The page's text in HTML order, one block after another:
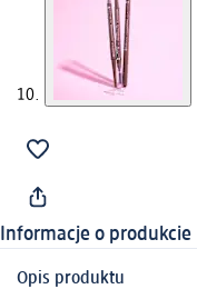
Informacje o produkcie
Opis produktu